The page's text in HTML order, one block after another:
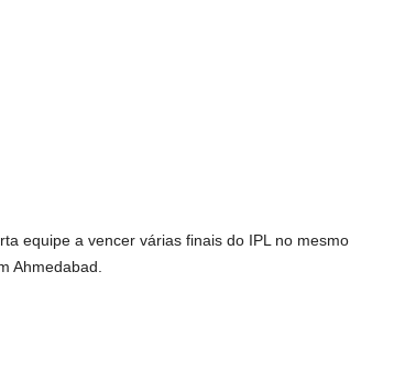
equipe a vencer várias finais do IPL no mesmo
Ahmedabad.